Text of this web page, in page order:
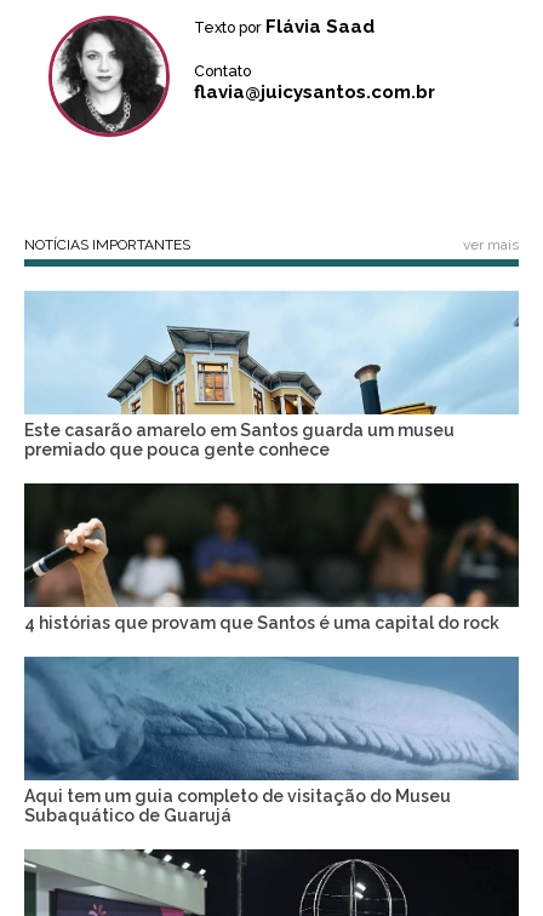
Texto por Flávia Saad
Contato
flavia@juicysantos.com.br
NOTÍCIAS IMPORTANTES ver mais
Este casarão amarelo em Santos guarda um museu
premiado que pouca gente conhece
4 histórias que provam que Santos é uma capital do rock
Aqui tem um guia completo de visitação do Museu
Subaquático de Guarujá